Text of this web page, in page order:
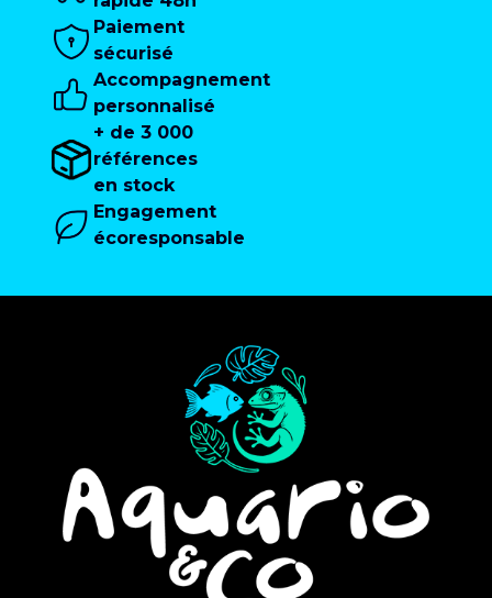
Paiement
sécurisé
Accompagnement
personnalisé
+ de 3 000
références
en stock
Engagement
écoresponsable